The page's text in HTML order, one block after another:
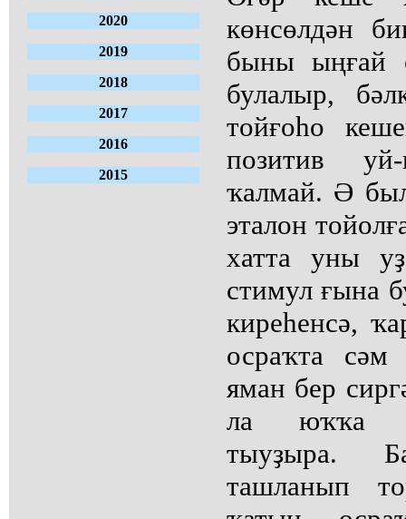
2020
2019
2018
2017
2016
2015
көнсөлдән
быны ыңғай
булалыр,
тойғоһо
позитив
ҡалмай. Ә
эталон
хатта уны
стимул ғына
киреһенсә,
осраҡта сәм
яман бер
ла юҡҡа
тыуҙыра.
ташланып